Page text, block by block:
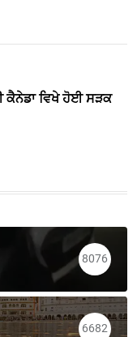
ਕੈਨੇਡਾ ਵਿਖੇ ਹੋਈ ਸੜਕ
8076
6682